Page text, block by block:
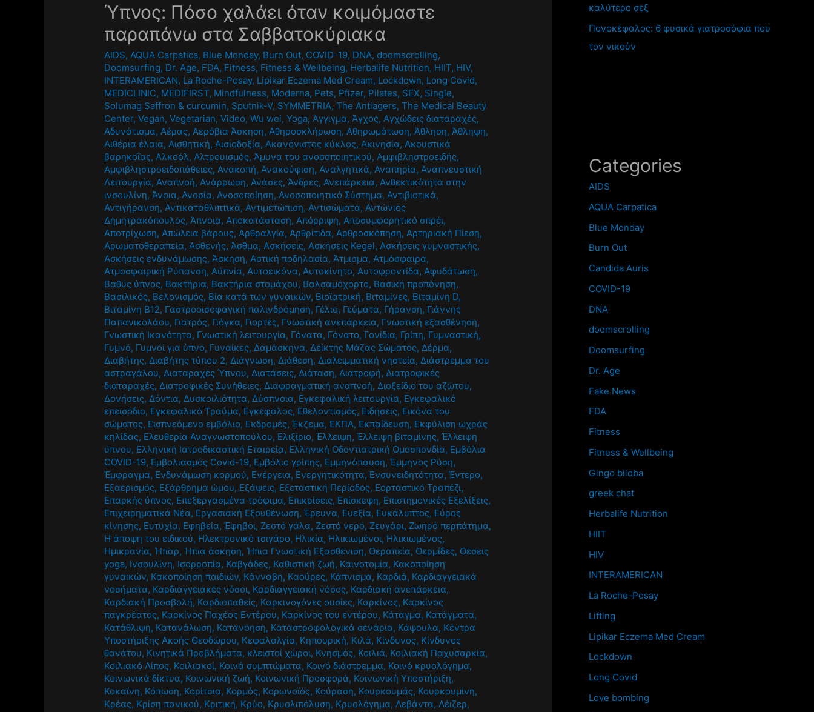
Ύπνος: Πόσο χαλάει όταν κοιμόμαστε
παραπάνω στα Σαββατοκύριακα
AIDS,AQUA Carpatica, Blue Monday, Burn Out, COVID-19, DNA,doomscrolling,
Doomsurfing, Dr. Age, FDA, Fitness, Fitness & Wellbeing, Herbalife Nutrition, HIIT, HIV,
INTERAMERICAN, La Roche-Posay, Lipikar Eczema Med Cream, Lockdown, Long Covid,
MEDICLINIC, MEDIFIRST, Mindfulness, Moderna, Pets, Pfizer, Pilates, SEX, Single,
Solumag Saffron & curcumin, Sputnik-V, SYMMETRIA,The Antiagers,The Medical Beauty
Center,Vegan,Vegetarian,Video,Wu wei,Yoga,Άγγιγμα,Άγχος,Αγχώδεις διαταραχές,
Αδυνάτισμα,Αέρας,Αερόβια Άσκηση,Αθηροσκλήρωση,Αθηρωμάτωση,Άθληση,Άθληψη,
Αιθέρια έλαια,Αισθητική,Αισιοδοξία,Ακανόνιστος κύκλος,Ακινησία,Ακουστικά
βαρηκοΐας,Αλκοόλ,Αλτρουισμός,Άμυνα του ανοσοποιητικού,Αμφιβληστροειδής,
Αμφιβληστροειδοπάθειες,Ανακοπή,Ανακούφιση,Αναλγητικά,Αναπηρία,Αναπνευστική
Λειτουργία,Αναπνοή,Ανάρρωση,Ανάσες,Άνδρες,Ανεπάρκεια,Ανθεκτικότητα στην
ινσουλίνη,Άνοια,Ανοσία,Ανοσοποίηση,Ανοσοποιητικό Σύστημα,Αντιβιοτικά,
Αντιγήρανση,Αντικαταθλιπτικά,Αντιμετώπιση,Αντισώματα,Αντώνιος
Δημητρακόπουλος,Άπνοια,Αποκατάσταση,Απόρριψη,Αποσυμφορητικό σπρέι,
Αποτρίχωση,Απώλεια βάρους,Αρθραλγία,Αρθρίτιδα,Αρθροσκόπηση,Αρτηριακή Πίεση,
Αρωματοθεραπεία,Ασθενής,Άσθμα,Ασκήσεις,Ασκήσεις Kegel,Ασκήσεις γυμναστικής,
Ασκήσεις ενδυνάμωσης,Άσκηση,Αστική ποδηλασία,Άτμισμα,Ατμόσφαιρα,
Ατμοσφαιρική Ρύπανση,Αϋπνία,Αυτοεικόνα,Αυτοκίνητο,Αυτοφροντίδα,Αφυδάτωση,
Βαθύς ύπνος, Βακτήρια, Βακτήρια στομάχου, Βαλσαμόχορτο, Βασική προπόνηση,
Βασιλικός, Βελονισμός, Βία κατά των γυναικών, Βιοϊατρική, Βιταμίνες, Βιταμίνη D,
Βιταμίνη Β12, Γαστροοισοφαγική παλινδρόμηση, Γέλιο, Γεύματα, Γήρανση, Γιάννης
Παπανικολάου, Γιατρός, Γιόγκα, Γιορτές, Γνωστική ανεπάρκεια, Γνωστική εξασθένηση,
Γνωστική Ικανότητα, Γνωστική λειτουργία, Γόνατα, Γόνατο, Γονίδια, Γρίπη, Γυμναστική,
Γυμνό, Γυμνοί για ύπνο, Γυναίκες,Δαμάσκηνα,Δείκτης Μάζας Σώματος,Δέρμα,
Διαβήτης,Διαβήτης τύπου 2,Διάγνωση,Διάθεση,Διαλειμματική νηστεία,Διάστρεμμα του
αστραγάλου,Διαταραχές Ύπνου,Διατάσεις,Διάταση,Διατροφή,Διατροφικές
διαταραχές,Διατροφικές Συνήθειες,Διαφραγματική αναπνοή,Διοξείδιο του αζώτου,
Δονήσεις,Δόντια,Δυσκοιλιότητα,Δύσπνοια, Εγκεφαλική λειτουργία, Εγκεφαλικό
επεισόδιο, Εγκεφαλικό Τραύμα, Εγκέφαλος, Εθελοντισμός, Ειδήσεις, Εικόνα του
σώματος, Εισπνεόμενο εμβόλιο, Εκδρομές,Έκζεμα, ΕΚΠΑ, Εκπαίδευση, Εκφύλιση ωχράς
κηλίδας, Ελευθερία Αναγνωστοπούλου, Ελιξίριο,Έλλειψη,Έλλειψη βιταμίνης,Έλλειψη
ύπνου, Ελληνική Ιατροδικαστική Εταιρεία, Ελληνική Οδοντιατρική Ομοσπονδία, Εμβόλια
COVID-19, Εμβολιασμός Covid-19, Εμβόλιο γρίπης, Εμμηνόπαυση,Έμμηνος Ρύση,
Έμφραγμα, Ενδυνάμωση κορμού, Ενέργεια, Ενεργητικότητα, Ενσυνειδητότητα,Έντερο,
Εξαερισμός, Εξάρθρημα ώμου, Εξάψεις, Εξεταστική Περίοδος, Εορταστικό Τραπέζι,
Επαρκής ύπνος, Επεξεργασμένα τρόφιμα, Επικρίσεις, Επίσκεψη, Επιστημονικές Εξελίξεις,
Επιχειρηματικά Νέα, Εργασιακή Εξουθένωση,Έρευνα, Ευεξία, Ευκάλυπτος, Εύρος
κίνησης, Ευτυχία, Εφηβεία,Έφηβοι, Ζεστό γάλα, Ζεστό νερό, Ζευγάρι, Ζωηρό περπάτημα,
Η άποψη του ειδικού, Ηλεκτρονικό τσιγάρο, Ηλικία, Ηλικιωμένοι, Ηλικιωμένος,
Ημικρανία, Ήπαρ, Ήπια άσκηση, Ήπια Γνωστική Εξασθένιση, Θεραπεία, Θερμίδες, Θέσεις
yoga, Ινσουλίνη, Ισορροπία, Καβγάδες, Καθιστική ζωή, Καινοτομία, Κακοποίηση
γυναικών, Κακοποίηση παιδιών, Κάνναβη, Καούρες, Κάπνισμα, Καρδιά, Καρδιαγγειακά
νοσήματα, Καρδιαγγειακές νόσοι, Καρδιαγγειακή νόσος, Καρδιακή ανεπάρκεια,
Καρδιακή Προσβολή, Καρδιοπαθείς, Καρκινογόνες ουσίες, Καρκίνος, Καρκίνος
παγκρέατος, Καρκίνος Παχέος Εντέρου, Καρκίνος του εντέρου, Κάταγμα, Κατάγματα,
Κατάθλιψη, Κατανάλωση, Κατανόηση, Καταστροφολογικά σενάρια, Κάψουλα, Κέντρα
Υποστήριξης Ακοής Θεοδώρου, Κεφαλαλγία, Κηπουρική, Κιλά, Κίνδυνος, Κίνδυνος
θανάτου, Κινητικά Προβλήματα, κλειστοί χώροι, Κνησμός, Κοιλιά, Κοιλιακή Παχυσαρκία,
Κοιλιακό Λίπος, Κοιλιακοί, Κοινά συμπτώματα, Κοινό διάστρεμμα, Κοινό κρυολόγημα,
Κοινωνικά δίκτυα, Κοινωνική ζωή, Κοινωνική Προσφορά, Κοινωνική Υποστήριξη,
Κοκαϊνη, Κόπωση, Κορίτσια, Κορμός, Κορωνοϊός, Κούραση, Κουρκουμάς, Κουρκουμίνη,
Κρέας, Κρίση πανικού, Κριτική, Κρύο, Κρυολιπόλυση, Κρυολόγημα,Λεβάντα,Λέιζερ,
καλύτερο σεξ
Πονοκέφαλος: 6 φυσικά γιατροσόφια που
τον νικούν
Categories
AIDS
AQUA Carpatica
Blue Monday
Burn Out
Candida Auris
COVID-19
DNA
doomscrolling
Doomsurfing
Dr. Age
Fake News
FDA
Fitness
Fitness & Wellbeing
Gingo biloba
greek chat
Herbalife Nutrition
HIIT
HIV
INTERAMERICAN
La Roche-Posay
Lifting
Lipikar Eczema Med Cream
Lockdown
Long Covid
Love bombing